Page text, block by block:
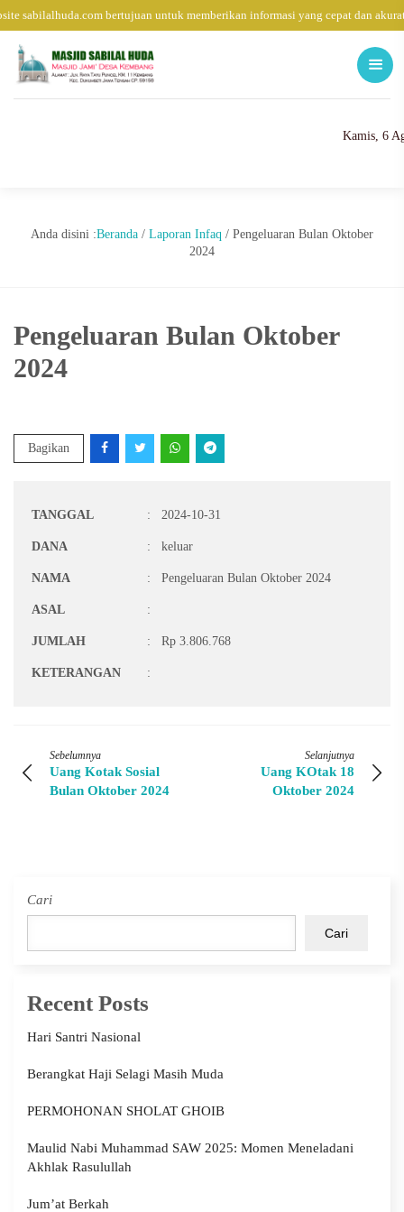
sabilalhuda.com bertujuan untuk memberikan informasi yang cepat dan
Kamis, 6
Anda disini :Beranda / Laporan Infaq / Pengeluaran Bulan Oktober
2024
Pengeluaran Bulan Oktober
2024
Bagikan
TANGGAL : 2024-10-31
DANA : keluar
NAMA : Pengeluaran Bulan Oktober 2024
ASAL :
JUMLAH : Rp 3.806.768
KETERANGAN :
Sebelumnya
Uang Kotak Sosial
Bulan Oktober 2024
Selanjutnya
Uang KOtak 18
Oktober 2024
Cari
Cari
Recent Posts
Hari Santri Nasional
Berangkat Haji Selagi Masih Muda
PERMOHONAN SHOLAT GHOIB
Maulid Nabi Muhammad SAW 2025: Momen Meneladani
Akhlak Rasulullah
Jum’at Berkah